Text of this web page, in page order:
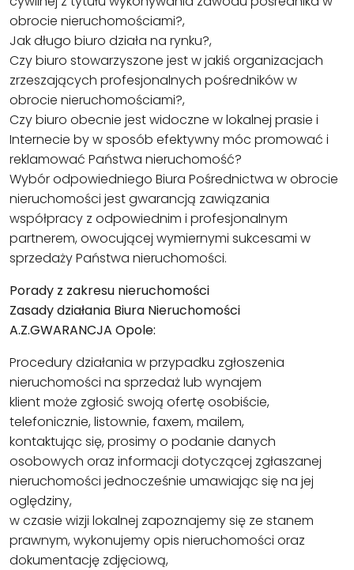
obrocie nieruchomościami?,
Jak długo biuro działa na rynku?,
Czy biuro stowarzyszone jest w jakiś organizacjach
zrzeszających profesjonalnych pośredników w
obrocie nieruchomościami?,
Czy biuro obecnie jest widoczne w lokalnej prasie i
Internecie by w sposób efektywny móc promować i
reklamować Państwa nieruchomość?
Wybór odpowiedniego Biura Pośrednictwa w obrocie
nieruchomości jest gwarancją zawiązania
współpracy z odpowiednim i profesjonalnym
partnerem, owocującej wymiernymi sukcesami w
sprzedaży Państwa nieruchomości.
Porady z zakresu nieruchomości
Zasady działania Biura Nieruchomości
A.Z.GWARANCJA Opole:
Procedury działania w przypadku zgłoszenia
nieruchomości na sprzedaż lub wynajem
klient może zgłosić swoją ofertę osobiście,
telefonicznie, listownie, faxem, mailem,
kontaktując się, prosimy o podanie danych
osobowych oraz informacji dotyczącej zgłaszanej
nieruchomości jednocześnie umawiając się na jej
oględziny,
w czasie wizji lokalnej zapoznajemy się ze stanem
prawnym, wykonujemy opis nieruchomości oraz
dokumentację zdjęciową,